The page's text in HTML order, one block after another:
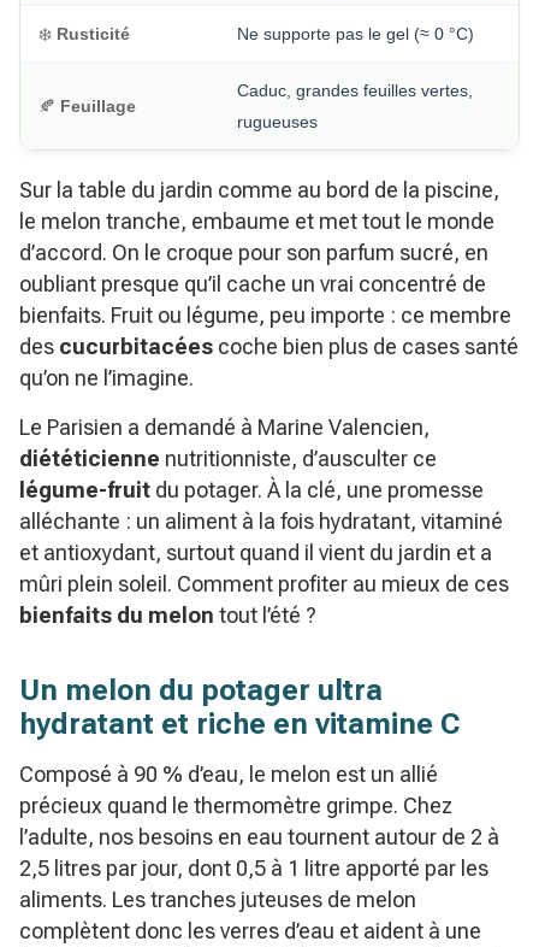
❄️ Rusticité Ne supporte pas le gel (≈ 0 °C)
🍂 Feuillage
Caduc, grandes feuilles vertes,
rugueuses
Sur la table du jardin comme au bord de la piscine,
le melon tranche, embaume et met tout le monde
d’accord. On le croque pour son parfum sucré, en
oubliant presque qu’il cache un vrai concentré de
bienfaits. Fruit ou légume, peu importe : ce membre
des cucurbitacées coche bien plus de cases santé
qu’on ne l’imagine.
Le Parisien a demandé à Marine Valencien,
diététicienne nutritionniste, d’ausculter ce
légume-fruit du potager. À la clé, une promesse
alléchante : un aliment à la fois hydratant, vitaminé
et antioxydant, surtout quand il vient du jardin et a
mûri plein soleil. Comment profiter au mieux de ces
bienfaits du melon tout l’été ?
Un melon du potager ultra
hydratant et riche en vitamine C
Composé à 90 % d’eau, le melon est un allié
précieux quand le thermomètre grimpe. Chez
l’adulte, nos besoins en eau tournent autour de 2 à
2,5 litres par jour, dont 0,5 à 1 litre apporté par les
aliments. Les tranches juteuses de melon
complètent donc les verres d’eau et aident à une